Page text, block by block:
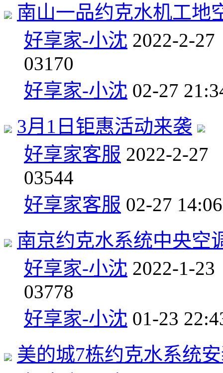
南山一品约克水机工地
好享家-小沈 2022-2-27
03170
好享家-小沈 02-27
3月️1日钜惠活动来袭
好享家客服 2022-2-27
03544
好享家客服 02-27 14:06
南京约克水系统中央空
好享家-小沈 2022-1-23
03778
好享家-小沈 01-23
美的城7栋约克水系统